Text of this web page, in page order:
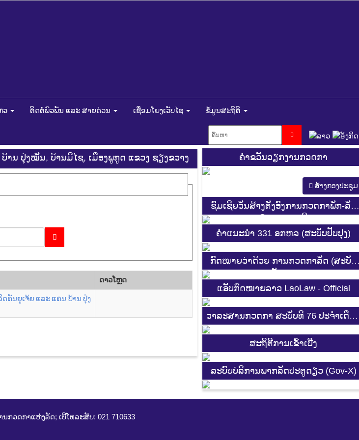
ວ ຕິດຕໍ່ພົວພັນ ແລະ ສາຍດ່ວນ ເຊື່ອມໂຍງເວັບໄຊ ຂໍ້ມູນສະຖິຕິ
ນ ປຸ່ງໝັ້ນ, ບ້ານມີໄຊ, ເມືອງພູກູດ ແຂວງ ຊຽງຂວາງ
ດາວ​ໂຫຼດ
ຄັນຍູເຈ້ຍ ແລະ ແຄນ ບ້ານ ປຸ່ງ
ຄຳຂວັນວຽກງານກວດກາ
ສ້າງກອງປະຊູມ
ຊົມເຊີຍວັນສ້າງຕັ້ງອົງການກວດກາພັກ-ລັດ
ຄຳແນະນຳ 331 ອກຫລ (ສະບັບປັບປຸງ)
ກົດໝາຍວ່າດ້ວຍ ການກວດກາລັດ (ສະບັບ
ແອັບກົດໝາຍລາວ LaoLaw - Official
ວາລະສານກວດກາ ສະບັບທີ 76 ປະຈຳເດືອ
ສະ​ຖິ​ຕີການ​ເຂົ້າ​ເບີ່ງ
ລະບົບບໍລິການພາກລັດປະຕູດຽວ (Gov-X)
ກວດກາແຫ່ງລັດ; ເບີໂທລະສັບ: 021 710633